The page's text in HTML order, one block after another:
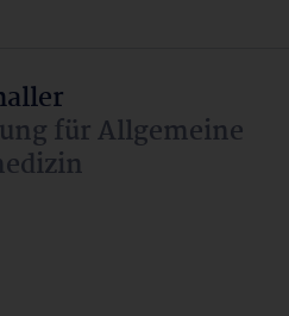
für Allgemeine